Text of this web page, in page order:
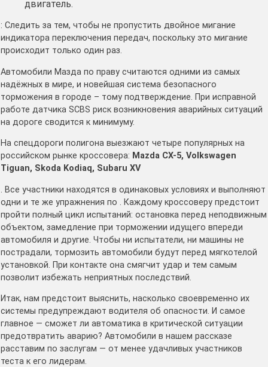
двигатель.
: Следить за тем, чтобы не пропустить двойное мигание
индикатора переключения передач, поскольку это мигание
происходит только один раз.
Автомобили Мазда по праву считаются одними из самых
надёжных в мире, и новейшая система безопасного
торможения в городе – тому подтверждение. При исправной
работе датчика SCBS риск возникновения аварийных ситуаций
на дороге сводится к минимуму.
На спецдороги полигона выезжают четыре популярных на
российском рынке кроссовера: Mazda CX-5, Volkswagen
Tiguan, Skoda Kodiaq, Subaru XV
. Все участники находятся в одинаковых условиях и выполняют
одни и те же упражнения по . Каждому кроссоверу предстоит
пройти полный цикл испытаний: остановка перед неподвижным
объектом, замедление при торможении идущего впереди
автомобиля и другие. Чтобы ни испытатели, ни машины не
пострадали, тормозить автомобили будут перед мягкотелой
установкой. При контакте она смягчит удар и тем самым
позволит избежать неприятных последствий.
Итак, нам предстоит выяснить, насколько своевременно их
системы предупреждают водителя об опасности. И самое
главное — сможет ли автоматика в критической ситуации
предотвратить аварию? Автомобили в нашем рассказе
расставим по заслугам — от менее удачливых участников
теста к его лидерам.